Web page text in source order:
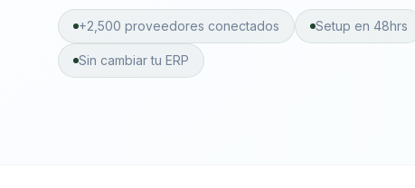
+2,500 proveedores conectados Setup en 48hrs
Sin cambiar tu ERP